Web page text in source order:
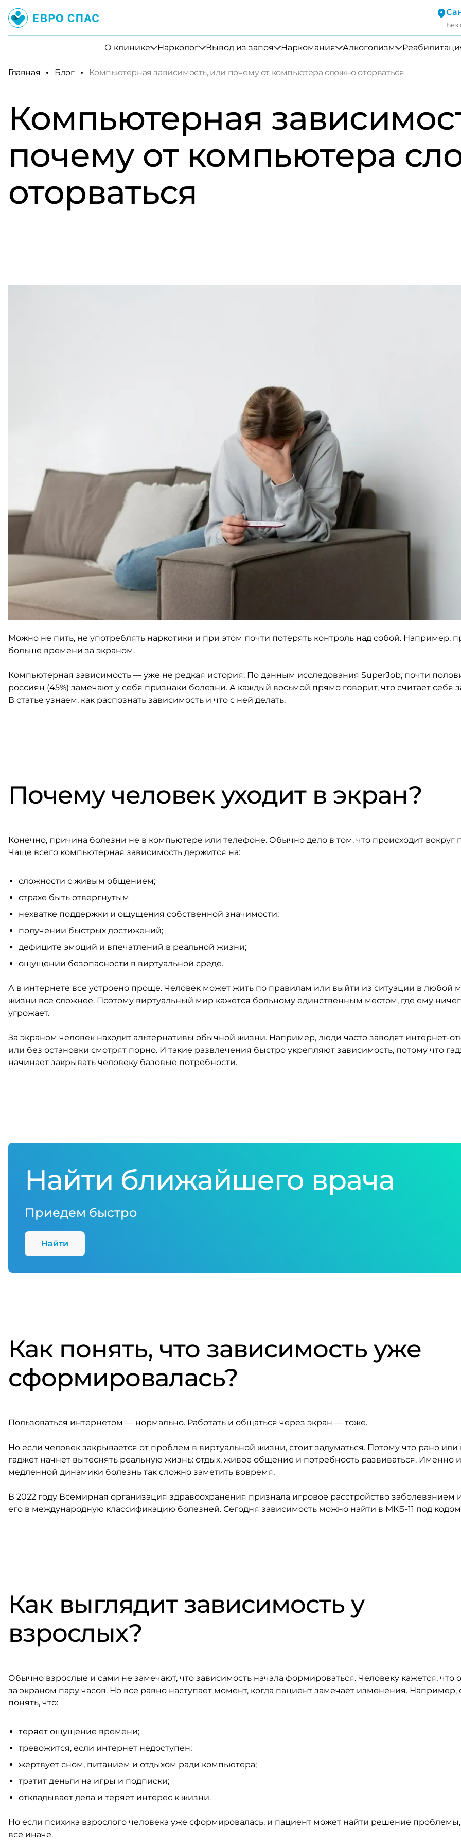
Без
О клинике Нарколог Вывод из запоя Наркомания Алкоголизм
Главная Блог Компьютерная зависимость, или почему от компьютера сложно оторваться
Компьютерная
почему от компьютера
оторваться
Можно не пить, не употреблять наркотики и при этом почти потерять контроль над собой. Например,
больше времени за экраном.
Компьютерная зависимость — уже не редкая история. По данным исследования SuperJob, почти
россиян (45%) замечают у себя признаки болезни. А каждый восьмой прямо говорит, что считает себя
В статье узнаем, как распознать зависимость и что с ней делать.
Почему человек уходит в экран?
Конечно, причина болезни не в компьютере или телефоне. Обычно дело в том, что происходит вокруг
Чаще всего компьютерная зависимость держится на:
сложности с живым общением;
страхе быть отвергнутым
нехватке поддержки и ощущения собственной значимости;
получении быстрых достижений;
дефиците эмоций и впечатлений в реальной жизни;
ощущении безопасности в виртуальной среде.
А в интернете все устроено проще. Человек может жить по правилам или выйти из ситуации в любой
жизни все сложнее. Поэтому виртуальный мир кажется больному единственным местом, где ему
угрожает.
За экраном человек находит альтернативы обычной жизни. Например, люди часто заводят интернет-
или без остановки смотрят порно. И такие развлечения быстро укрепляют зависимость, потому что
начинает закрывать человеку базовые потребности.
Найти ближайшего врача
Приедем быстро
Найти
Как понять, что зависимость уже
сформировалась?
Пользоваться интернетом — нормально. Работать и общаться через экран — тоже.
Но если человек закрывается от проблем в виртуальной жизни, стоит задуматься. Потому что рано или
гаджет начнет вытеснять реальную жизнь: отдых, живое общение и потребность развиваться. Именно
медленной динамики болезнь так сложно заметить вовремя.
В 2022 году Всемирная организация здравоохранения признала игровое расстройство заболеванием
его в международную классификацию болезней. Сегодня зависимость можно найти в МКБ-11 под кодом
Как выглядит зависимость у
взрослых?
Обычно взрослые и сами не замечают, что зависимость начала формироваться. Человеку кажется, что
за экраном пару часов. Но все равно наступает момент, когда пациент замечает изменения.
понять, что:
теряет ощущение времени;
тревожится, если интернет недоступен;
жертвует сном, питанием и отдыхом ради компьютера;
тратит деньги на игры и подписки;
откладывает дела и теряет интерес к жизни.
Но если психика взрослого человека уже сформировалась, и пациент может найти решение проблемы,
все иначе.